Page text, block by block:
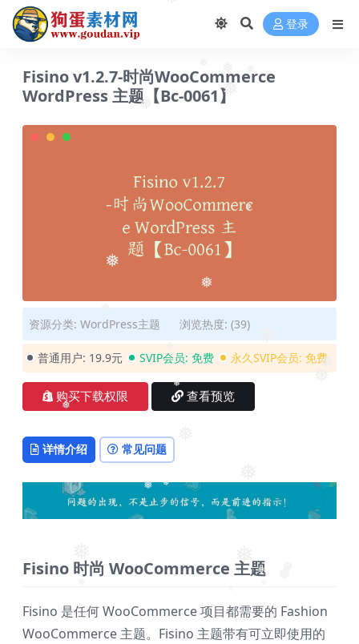
❅ ❅
❅
❅
❅
❅
❅
❅
❅
❅
❅
❅
❅
❅
❅
❅
❅
❅
❅
登录
Fisino v1.2.7-时尚WooCommerce
WordPress 主题【Bc-0061】
资源分类: WordPress主题 浏览热度: (39)
普通用户: 19.9元 SVIP会员: 免费 永久SVIP会员: 免费
购买下载权限 查看预览
详情介绍 常见问题
Fisino 时尚 WooCommerce 主题
Fisino 是任何 WooCommerce 项目都需要的 Fashion
WooCommerce 主题。Fisino 主题带有可立即使用的